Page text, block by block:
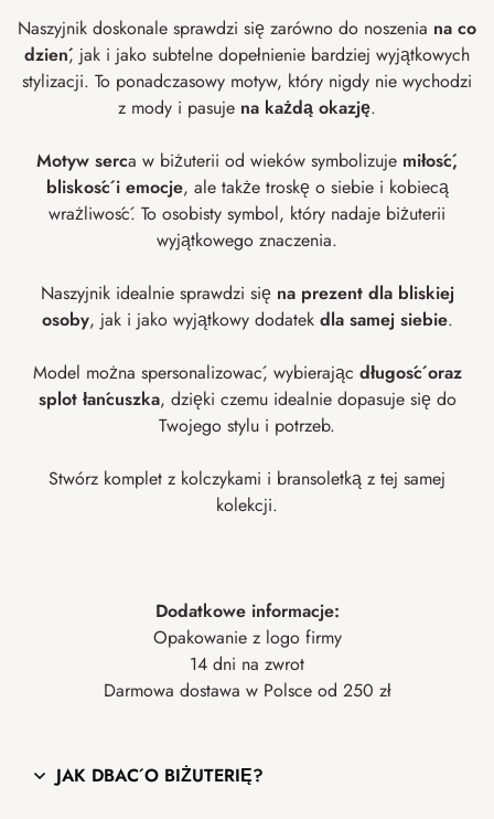
Naszyjnik doskonale sprawdzi się zarówno do noszenia na co
dzień, jak i jako subtelne dopełnienie bardziej wyjątkowych
stylizacji. To ponadczasowy motyw, który nigdy nie wychodzi
z mody i pasuje na każdą okazję.
Motyw serca w biżuterii od wieków symbolizuje miłość,
bliskość i emocje, ale także troskę o siebie i kobiecą
wrażliwość. To osobisty symbol, który nadaje biżuterii
wyjątkowego znaczenia.
Naszyjnik idealnie sprawdzi się na prezent dla bliskiej
osoby, jak i jako wyjątkowy dodatek dla samej siebie.
Model można spersonalizować, wybierając długość oraz
splot łańcuszka, dzięki czemu idealnie dopasuje się do
Twojego stylu i potrzeb.
Stwórz komplet z kolczykami i bransoletką z tej samej
kolekcji.
Dodatkowe informacje:
Opakowanie z logo firmy
14 dni na zwrot
Darmowa dostawa w Polsce od 250 zł
JAK DBAĆ O BIŻUTERIĘ?